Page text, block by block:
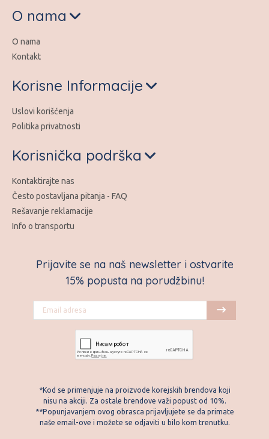
Prijavite se na naš newsletter i ostvarite
15% popusta na porudžbinu!
*Kod se primenjuje na proizvode korejskih brendova koji
nisu na akciji. Za ostale brendove važi popust od 10%.
**Popunjavanjem ovog obrasca prijavljujete se da primate
naše email-ove i možete se odjaviti u bilo kom trenutku.
O nama
O nama
Kontakt
Korisne Informacije
Uslovi korišćenja
Politika privatnosti
Korisnička podrška
Kontaktirajte nas
Često postavljana pitanja - FAQ
Rešavanje reklamacije
Info o transportu